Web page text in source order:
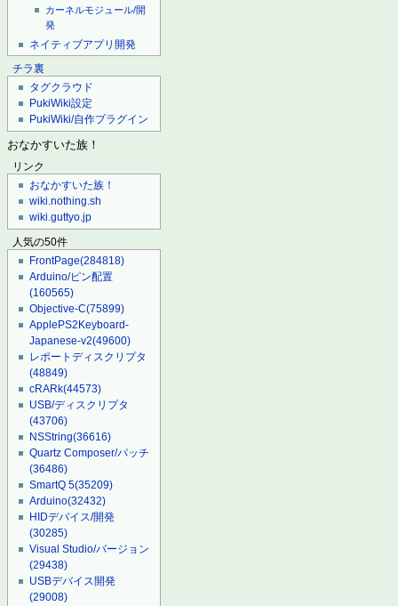
カーネルモジュール/開
発
ネイティブアプリ開発
チラ裏
タグクラウド
PukiWiki設定
PukiWiki/自作プラグイン
おなかすいた族！
リンク
おなかすいた族！
wiki.nothing.sh
wiki.guttyo.jp
人気の50件
FrontPage(284818)
Arduino/ピン配置
(160565)
Objective-C(75899)
ApplePS2Keyboard-
Japanese-v2(49600)
レポートディスクリプタ
(48849)
cRARk(44573)
USB/ディスクリプタ
(43706)
NSString(36616)
Quartz Composer/パッチ
(36486)
SmartQ 5(35209)
Arduino(32432)
HIDデバイス/開発
(30285)
Visual Studio/バージョン
(29438)
USBデバイス開発
(29008)